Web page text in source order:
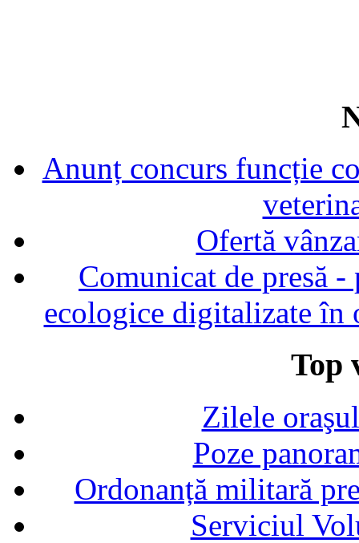
Anunț concurs funcție
Ofertă
Comunicat de presă
ecologice digitalizate în
Top
Zilele
Poze
Ordonanță militară
Serviciul